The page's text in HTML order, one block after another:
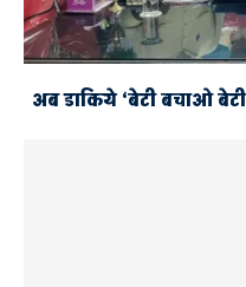
अब डाकिये ‘बेटी बचाओ